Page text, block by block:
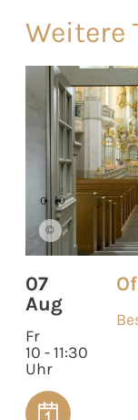
Weitere
©
07
Aug
Fr
10 - 11:30
Uhr